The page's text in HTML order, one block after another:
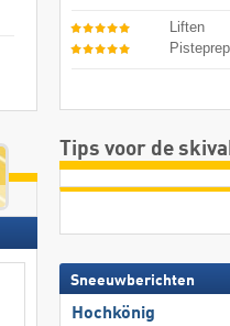
Liften
Tips voor de
Sneeuwberichten
Hochkönig